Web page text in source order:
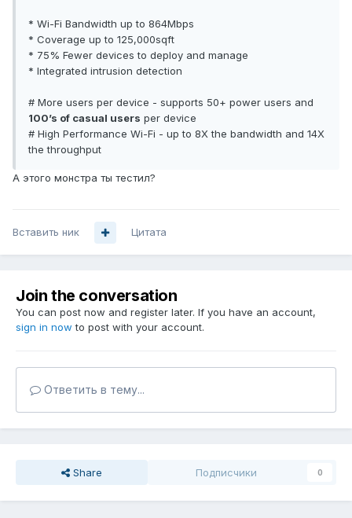
* Wi-Fi Bandwidth up to 864Mbps
* Coverage up to 125,000sqft
* 75% Fewer devices to deploy and manage
* Integrated intrusion detection
# More users per device - supports 50+ power users and
100’s of casual users per device
# High Performance Wi-Fi - up to 8X the bandwidth and 14X
the throughput
А этого монстра ты тестил?
Вставить ник Цитата
Join the conversation
You can post now and register later. If you have an account,
sign in now to post with your account.
Ответить в тему...
Share Подписчики 0